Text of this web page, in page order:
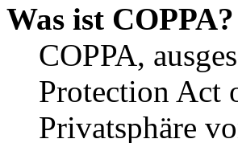
Was ist COPPA?
COPPA,
Protection Act
Privatsphäre